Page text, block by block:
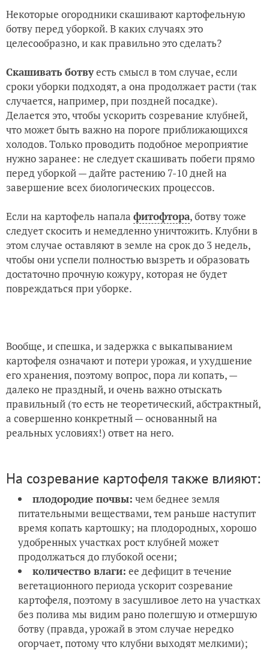
Некоторые огородники скашивают картофельную
ботву перед уборкой. В каких случаях это
целесообразно, и как правильно это сделать?
Скашивать ботвуесть смысл в том случае, если
сроки уборки подходят, а она продолжает расти (так
случается, например, при поздней посадке).
Делается это, чтобы ускорить созревание клубней,
что может быть важно на пороге приближающихся
холодов. Только проводить подобное мероприятие
нужно заранее: не следует скашивать побеги прямо
перед уборкой — дайте растению 7-10 дней на
завершение всех биологических процессов.
Если на картофель напала фитофтора, ботву тоже
следует скосить и немедленно уничтожить. Клубни в
этом случае оставляют в земле на срок до 3 недель,
чтобы они успели полностью вызреть и образовать
достаточно прочную кожуру, которая не будет
повреждаться при уборке.
Вообще, и спешка, и задержка с выкапыванием
картофеля означают и потери урожая, и ухудшение
его хранения, поэтому вопрос, пора ли копать, —
далеко не праздный, и очень важно отыскать
правильный (то есть не теоретический, абстрактный,
а совершенно конкретный — основанный на
реальных условиях!) ответ на него.
На созревание картофеля также влияют:
плодородие почвы: чем беднее земля
питательными веществами, тем раньше наступит
время копать картошку; на плодородных, хорошо
удобренных участках рост клубней может
продолжаться до глубокой осени;
количество влаги: ее дефицит в течение
вегетационного периода ускорит созревание
картофеля, поэтому в засушливое лето на участках
без полива мы видим рано полегшую и отмершую
ботву (правда, урожай в этом случае нередко
огорчает, потому что клубни выходят мелкими);